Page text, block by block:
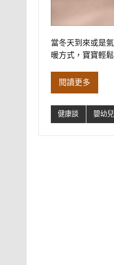
當冬天到來或是
暖方式，寶寶輕
閱讀更多
健康談 嬰幼